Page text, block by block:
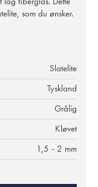
som du ønsker.
Slatelite
Tyskland
Grålig
Kløvet
1,5 - 2 mm